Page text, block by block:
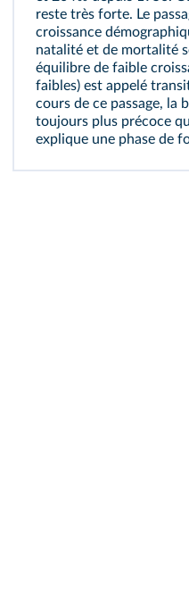
reste très forte. Le
croissance
natalité et de mortalité
équilibre de faible
faibles) est appelé
cours de ce passage, la
toujours plus précoce
explique une phase de